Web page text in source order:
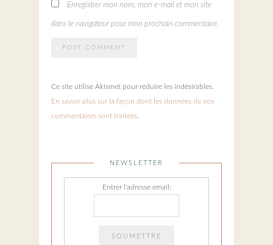
Enregistrer mon nom, mon e-mail et mon site
dans le navigateur pour mon prochain commentaire.
Ce site utilise Akismet pour réduire les indésirables.
En savoir plus sur la façon dont les données de vos
commentaires sont traitées
NEWSLETTER
Entrer l'adresse email: